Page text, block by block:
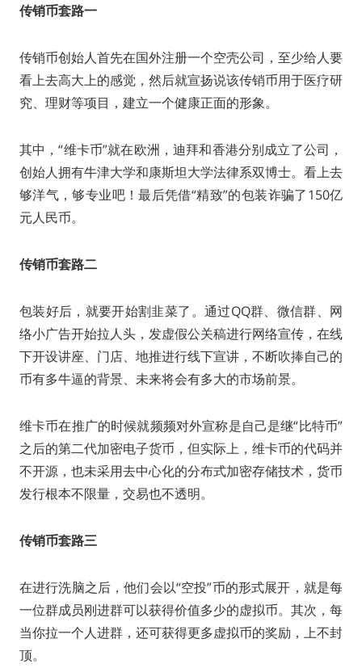
传销币套路一
传销币创始人首先在国外注册一个空壳公司，至少给人要
看上去高大上的感觉，然后就宣扬说该传销币用于医疗研
究、理财等项目，建立一个健康正面的形象。
其中，“维卡币”就在欧洲，迪拜和香港分别成立了公司，
创始人拥有牛津大学和康斯坦大学法律系双博士。看上去
够洋气，够专业吧！最后凭借“精致”的包装诈骗了150亿
元人民币。
传销币套路二
包装好后，就要开始割韭菜了。通过QQ群、微信群、网
络小广告开始拉人头，发虚假公关稿进行网络宣传，在线
下开设讲座、门店、地推进行线下宣讲，不断吹捧自己的
币有多牛逼的背景、未来将会有多大的市场前景。
维卡币在推广的时候就频频对外宣称是自己是继“比特币”
之后的第二代加密电子货币，但实际上，维卡币的代码并
不开源，也未采用去中心化的分布式加密存储技术，货币
发行根本不限量，交易也不透明。
传销币套路三
在进行洗脑之后，他们会以“空投”币的形式展开，就是每
一位群成员刚进群可以获得价值多少的虚拟币。其次，每
当你拉一个人进群，还可获得更多虚拟币的奖励，上不封
顶。